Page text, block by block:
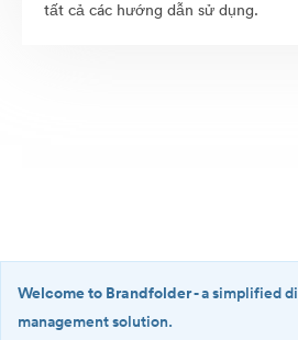
tất cả các hướng dẫn sử dụng.
Welcome to Brandfolder- a simplified
management solution.